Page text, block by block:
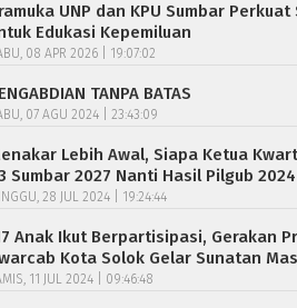
UNP dan KPU Sumbar Perkuat
Edukasi Kepemiluan
08 APR 2026 | 19:07:02
TANPA BATAS
07 AGU 2024 | 23:43:09
Lebih Awal, Siapa Ketua
Sumbar 2027 Nanti Hasil Pilgub
28 JUL 2024 | 19:24:44
Anak Ikut Berpartisipasi, Gerakan
Kota Solok Gelar Sunatan
11 JUL 2024 | 09:46:48